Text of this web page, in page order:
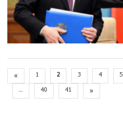
« 1 2 3 4 5
...
40 41 »